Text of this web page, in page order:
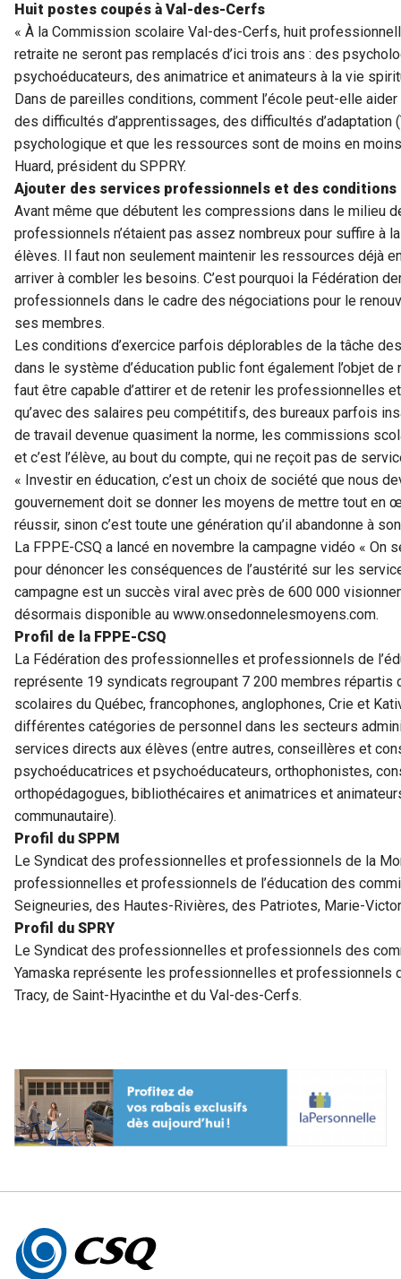
Huit postes coupés à Val-des-Cerfs
« À la Commission scolaire Val-des-Cerfs, huit
retraite ne seront pas remplacés d’ici trois ans : des
psychoéducateurs, des animatrice et animateurs à la vie
Dans de pareilles conditions, comment l’école peut-elle
des difficultés d’apprentissages, des difficultés d’adaptation
psychologique et que les ressources sont de moins en
Huard, président du SPPRY.
Ajouter des services professionnels et des conditions
Avant même que débutent les compressions dans le milieu
professionnels n’étaient pas assez nombreux pour suffire à
élèves. Il faut non seulement maintenir les ressources déjà
arriver à combler les besoins. C’est pourquoi la Fédération
professionnels dans le cadre des négociations pour le
ses membres.
Les conditions d’exercice parfois déplorables de la tâche
dans le système d’éducation public font également l’objet
faut être capable d’attirer et de retenir les professionnelles
qu’avec des salaires peu compétitifs, des bureaux parfois
de travail devenue quasiment la norme, les commissions
et c’est l’élève, au bout du compte, qui ne reçoit pas de
« Investir en éducation, c’est un choix de société que nous
gouvernement doit se donner les moyens de mettre tout en
réussir, sinon c’est toute une génération qu’il abandonne à
La FPPE-CSQ a lancé en novembre la campagne vidéo « On
pour dénoncer les conséquences de l’austérité sur les
campagne est un succès viral avec près de 600 000
désormais disponible au www.onsedonnelesmoyens.com.
Profil de la FPPE-CSQ
La Fédération des professionnelles et professionnels de
représente 19 syndicats regroupant 7 200 membres
scolaires du Québec, francophones, anglophones, Crie et
différentes catégories de personnel dans les secteurs
services directs aux élèves (entre autres, conseillères et
psychoéducatrices et psychoéducateurs, orthophonistes,
orthopédagogues, bibliothécaires et animatrices et
communautaire).
Profil du SPPM
Le Syndicat des professionnelles et professionnels de la
professionnelles et professionnels de l’éducation des
Seigneuries, des Hautes-Rivières, des Patriotes, Marie-
Profil du SPRY
Le Syndicat des professionnelles et professionnels des
Yamaska représente les professionnelles et
Tracy, de Saint-Hyacinthe et du Val-des-Cerfs.
Autres
informations